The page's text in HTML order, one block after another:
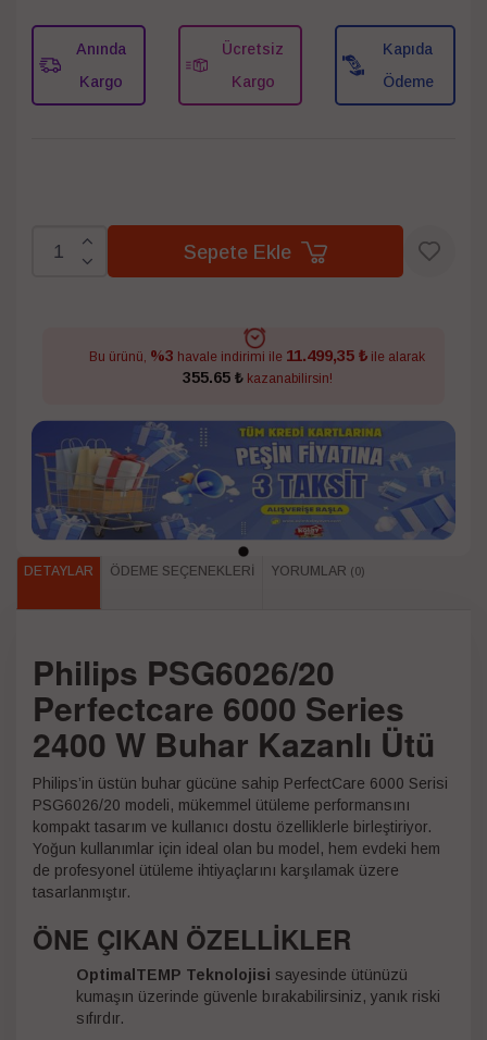
Anında
Kargo
Ücretsiz
Kargo
Kapıda
Ödeme
Sepete Ekle
Bu ürünü, %3 havale indirimi ile 11.499,35 ₺ ile alarak
355.65 ₺kazanabilirsin!
DETAYLAR ÖDEME SEÇENEKLERI YORUMLAR (0)
Philips PSG6026/20
Perfectcare 6000 Series
2400 W Buhar Kazanlı Ütü
Philips’in üstün buhar gücüne sahip PerfectCare 6000 Serisi
PSG6026/20 modeli, mükemmel ütüleme performansını
kompakt tasarım ve kullanıcı dostu özelliklerle birleştiriyor.
Yoğun kullanımlar için ideal olan bu model, hem evdeki hem
de profesyonel ütüleme ihtiyaçlarını karşılamak üzere
tasarlanmıştır.
ÖNE ÇIKAN ÖZELLİKLER
OptimalTEMP Teknolojisi sayesinde ütünüzü
kumaşın üzerinde güvenle bırakabilirsiniz, yanık riski
sıfırdır.